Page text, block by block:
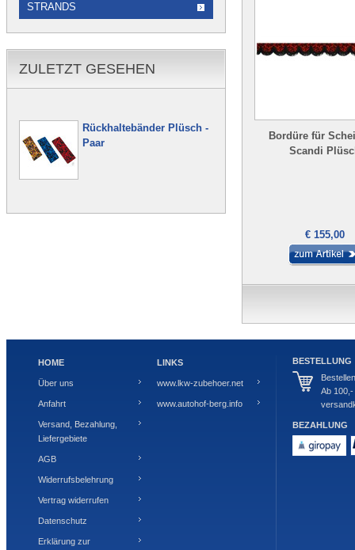
Bordüre für
Scandi
€ 155,00
STRANDS
ZULETZT GESEHEN
Rückhaltebänder Plüsch -
Paar
HOME
Über uns
Anfahrt
Versand, Bezahlung,
Liefergebiete
AGB
Widerrufsbelehrung
Vertrag widerrufen
Datenschutz
Erklärung zur
LINKS
www.lkw-zubehoer.net
www.autohof-berg.info
BESTELLUNG
Ab
BEZAHLUNG